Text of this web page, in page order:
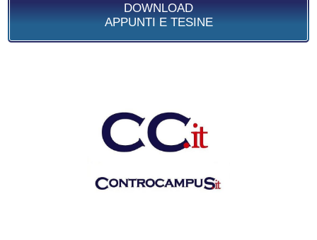
DOWNLOAD
APPUNTI E TESINE